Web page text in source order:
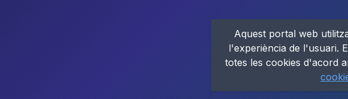
Aquest portal web
l'experiència de l'usuari.
totes les cookies d'acord